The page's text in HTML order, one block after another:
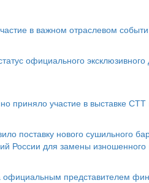
в важном отраслевом
официального
приняло участие в выставке СТТ
поставку нового сушильного
России для замены
представителем